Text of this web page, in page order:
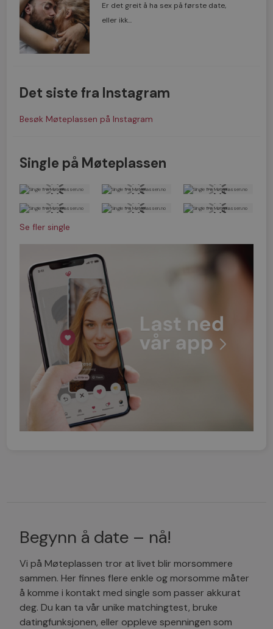
Er det greit å ha sex på første date,
eller ikk...
Det siste fra Instagram
Besøk Møteplassen på Instagram
Single på Møteplassen
Se fler single
Begynn å date – nå!
Vi på Møteplassen tror at livet blir morsommere
sammen. Her finnes flere enkle og morsomme måter
å komme i kontakt med single som passer akkurat
deg. Du kan ta vår unike matchingtest, bruke
datingfunksjonen, eller oppleve spenningen som